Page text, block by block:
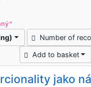
Number of
Add to basket
jako